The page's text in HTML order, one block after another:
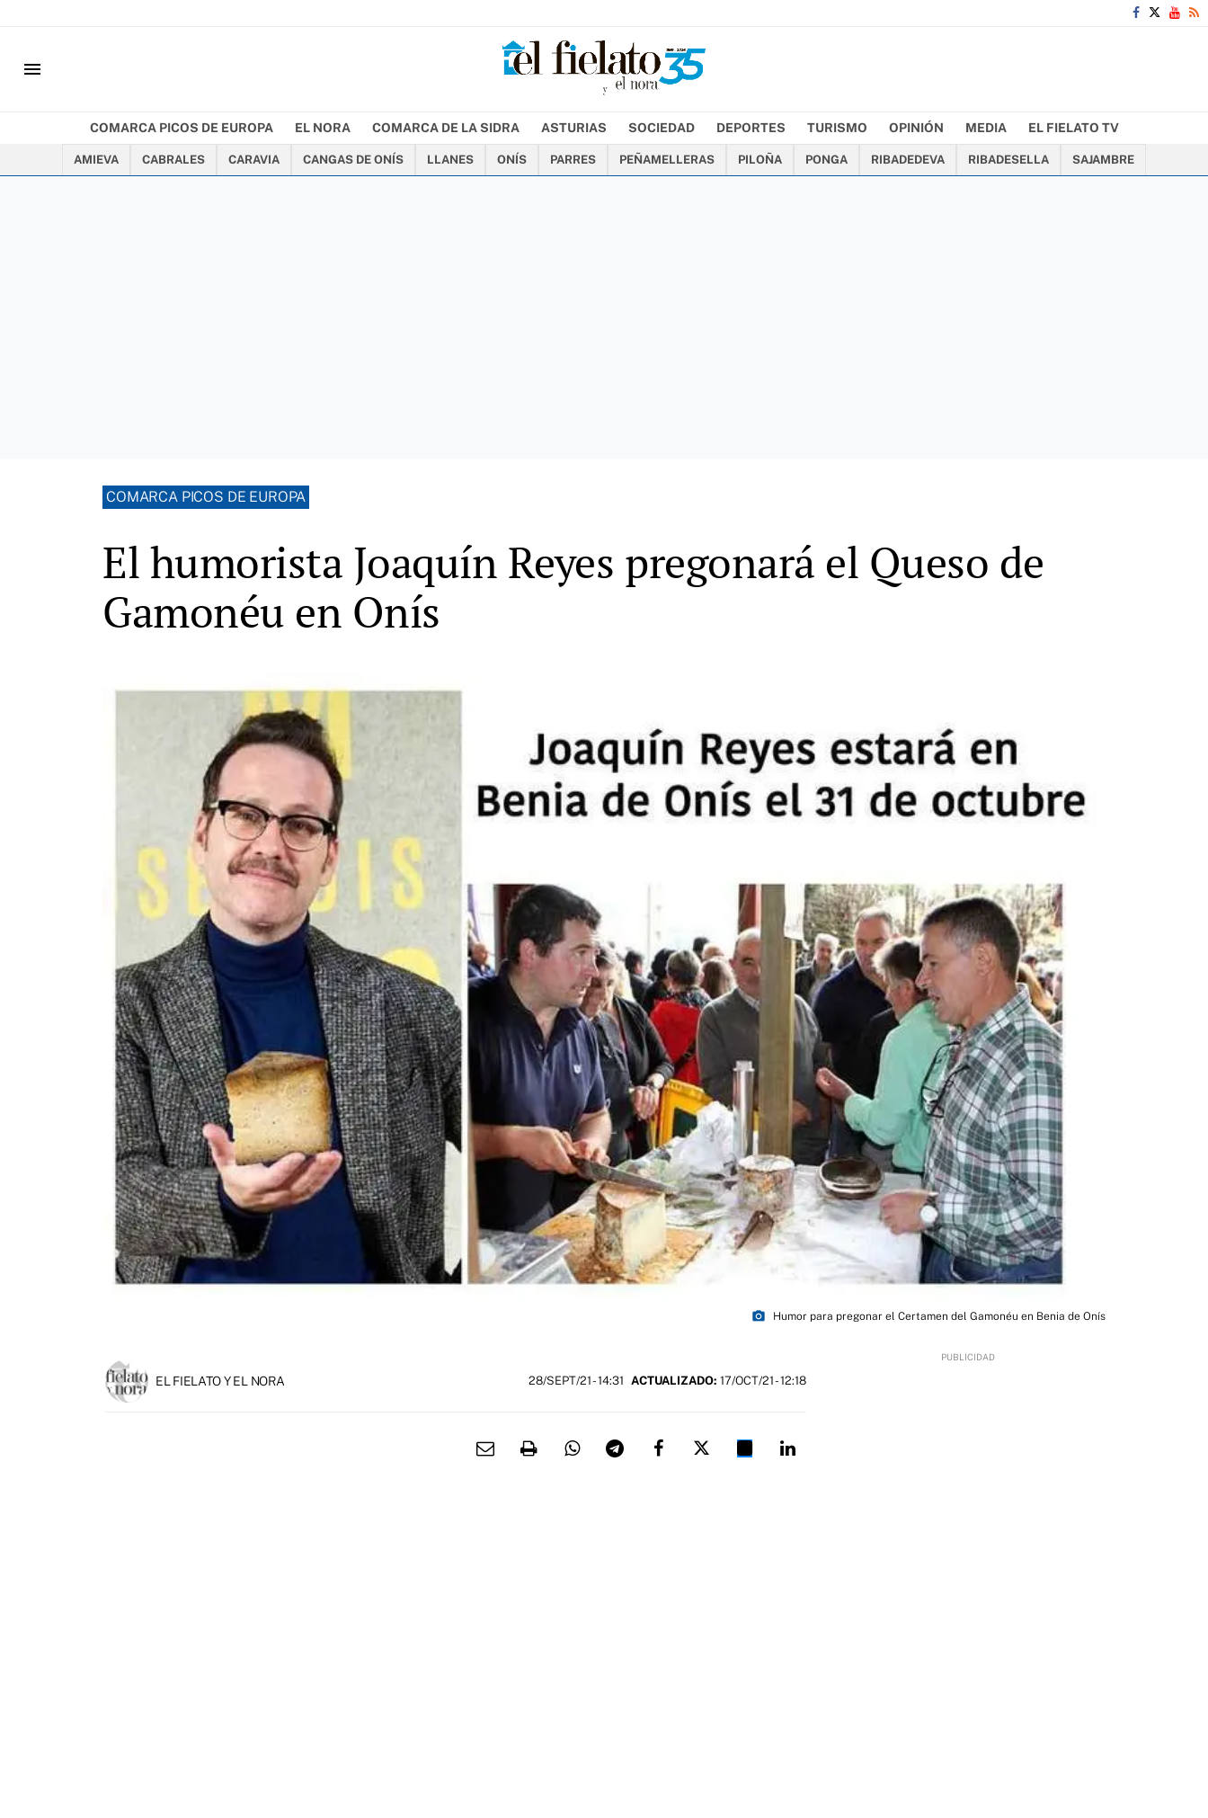
menu
COMARCA PICOS DE EUROPA EL NORA COMARCA DE LA SIDRA ASTURIAS SOCIEDAD DEPORTES TURISMO OPINIÓN MEDIA EL FIELATO TV
AMIEVA CABRALES CARAVIA CANGAS DE ONÍS LLANES ONÍS PARRES PEÑAMELLERAS PILOÑA PONGA RIBADEDEVA RIBADESELLA SAJAMBRE
COMARCA PICOS DE EUROPA
El humorista Joaquín Reyes pregonará el Queso de
Gamonéu en Onís
photo_camera Humor para pregonar el Certamen del Gamonéu en Benia de Onís
EL FIELATO Y EL NORA 28/SEPT/21- 14:31 ACTUALIZADO: 17/OCT/21 - 12:18